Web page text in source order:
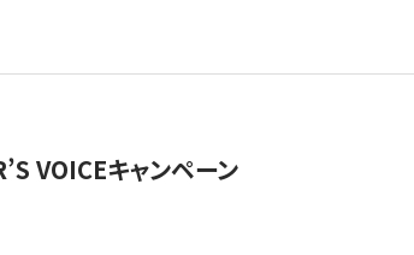
VOICEキャンペーン